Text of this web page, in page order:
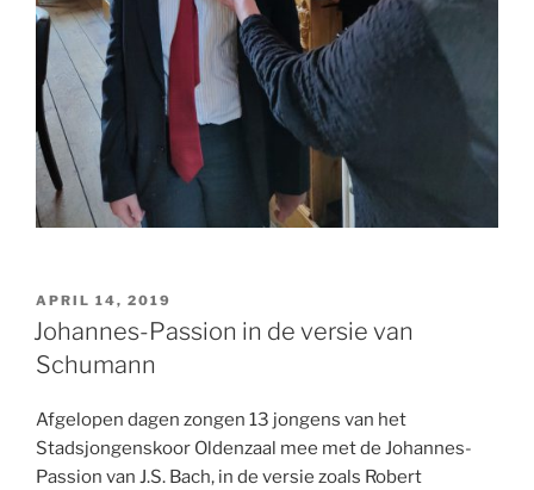
GEPLAATST
OP
APRIL 14, 2019
Johannes-Passion in de versie van
Schumann
Afgelopen dagen zongen 13 jongens van het
Stadsjongenskoor Oldenzaal mee met de Johannes-
Passion van J.S. Bach, in de versie zoals Robert